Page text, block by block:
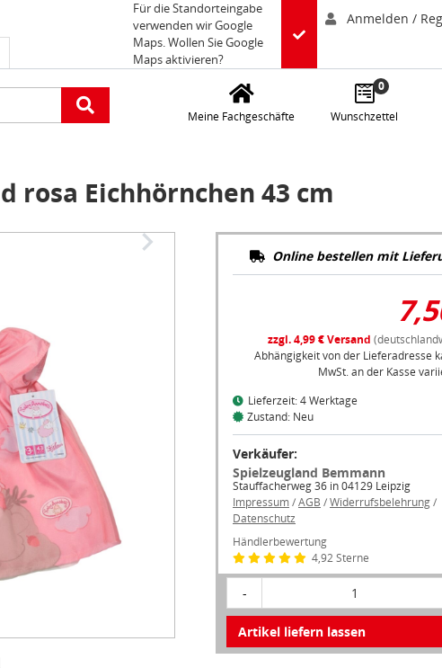
Für die Standorteingabe
verwenden wir Google
Maps. Wollen Sie Google
Maps aktivieren?
Anmelden /
Meine Fachgeschäfte
0
Wunschzettel
rosa Eichhörnchen 43 cm
Online bestellen mit
zzgl. 4,99 € Versand
Abhängigkeit von der Lieferadresse
MwSt. an der Kasse
Lieferzeit: 4 Werktage
Zustand: Neu
Verkäufer:
Spielzeugland Bemmann
Stauffacherweg 36 in 04129 Leipzig
Impressum/AGB /Widerrufsbelehrung/
Datenschutz
Händlerbewertung
4,92 Sterne
- 1
Artikel liefern lassen